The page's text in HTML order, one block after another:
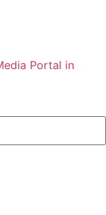
Portal in